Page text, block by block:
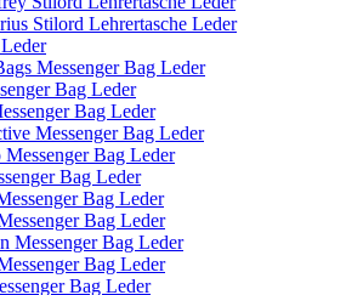
Stilord Lehrertasche Leder
Messenger Bag Leder
Bag Leder
Bag Leder
Messenger Bag Leder
Bag Leder
Bag Leder
Bag Leder
Bag Leder
Messenger Bag Leder
Bag Leder
Bag Leder